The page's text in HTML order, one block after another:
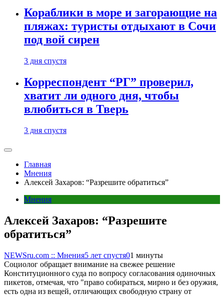
Кораблики в море и загорающие на
пляжах: туристы отдыхают в Сочи
под вой сирен
3 дня спустя
Корреспондент “РГ” проверил,
хватит ли одного дня, чтобы
влюбиться в Тверь
3 дня спустя
Главная
Мнения
Алексей Захаров: “Разрешите обратиться”
Мнения
Алексей Захаров: “Разрешите
обратиться”
NEWSru.com :: Мнения5 лет спустя01 минуты
Социолог обращает внимание на свежее решение
Конституционного суда по вопросу согласования одиночных
пикетов, отмечая, что "право собираться, мирно и без оружия,
есть одна из вещей, отличающих свободную страну от